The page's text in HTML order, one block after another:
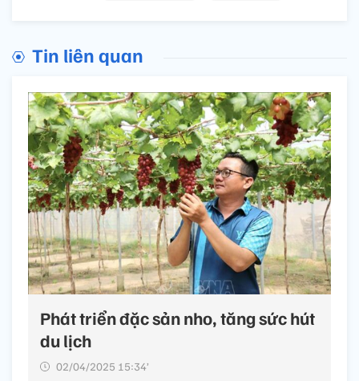
Tin liên quan
Phát triển đặc sản nho, tăng sức hút
du lịch
02/04/2025 15:34’